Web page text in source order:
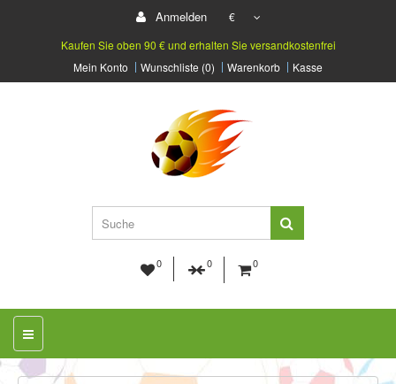
Anmelden
€
Kaufen Sie oben 90 € und erhalten Sie versandkostenfrei
Mein Konto
Wunschliste (0) Warenkorb Kasse
0 0 0